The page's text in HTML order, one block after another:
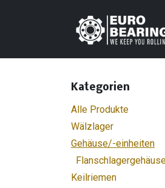
Kategorien
Alle Produkte
Wälzlager
Gehäuse/-einheiten
Keilriemen